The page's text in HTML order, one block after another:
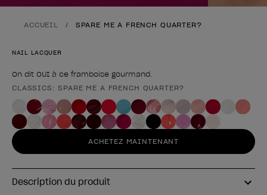
ACCUEIL SPARE ME A FRENCH QUARTER?
NAIL LACQUER
On dit OUI à ce framboise gourmand.
Forme du produit
CLASSICS: SPARE ME A FRENCH QUARTER?
ACHETEZ MAINTENANT
Description du produit